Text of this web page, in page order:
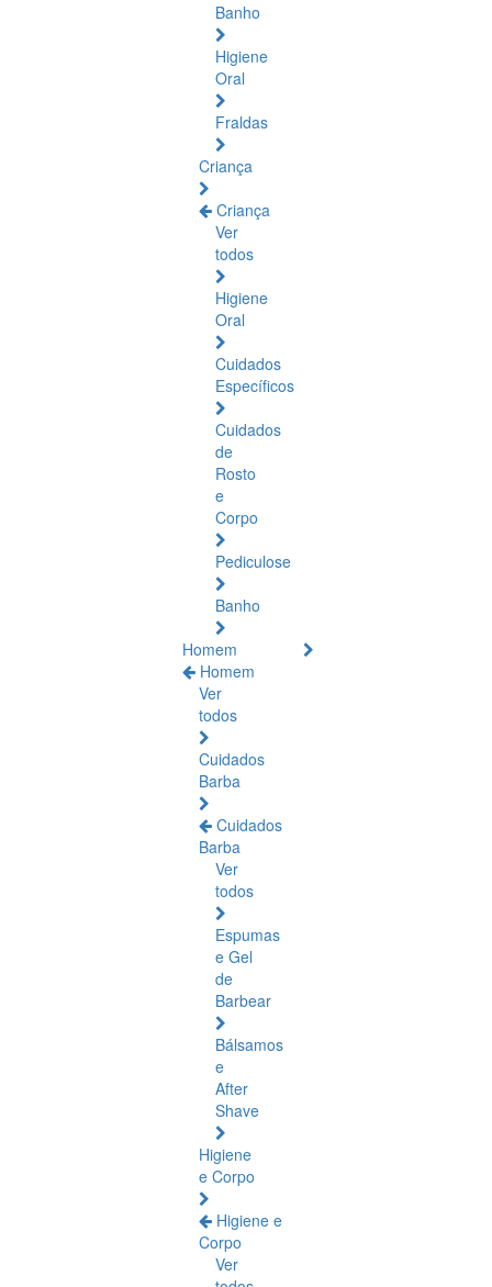
Banho
Higiene
Oral
Fraldas
Criança
Criança
Ver
todos
Higiene
Oral
Cuidados
Específicos
Cuidados
de
Rosto
e
Corpo
Pediculose
Banho
Homem
Homem
Ver
todos
Cuidados
Barba
Cuidados
Barba
Ver
todos
Espumas
e Gel
de
Barbear
Bálsamos
e
After
Shave
Higiene
e Corpo
Higiene e
Corpo
Ver